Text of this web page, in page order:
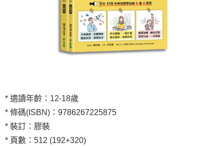
* 適讀年齡：12-18歲
* 條碼(ISBN)：9786267225875
* 裝訂：膠裝
* 頁數：512 (192+320)